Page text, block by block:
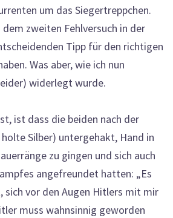
um das Siegertreppchen.
dem zweiten Fehlversuch in der
Tipp für den richtigen
Was aber, wie ich nun
widerlegt wurde.
ist dass die beiden nach der
Silber) untergehakt, Hand in
zu gingen und sich auch
angefreundet hatten: „Es
sich vor den Augen Hitlers mit mir
muss wahnsinnig geworden